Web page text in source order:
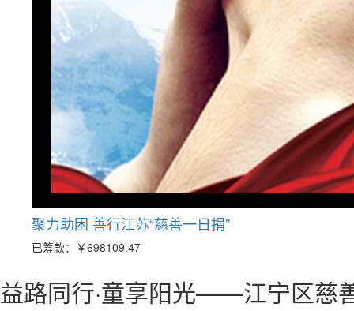
聚力助困 善行江苏“慈善一日捐”
已筹款： ￥698109.47
益路同行·童享阳光——江宁区慈